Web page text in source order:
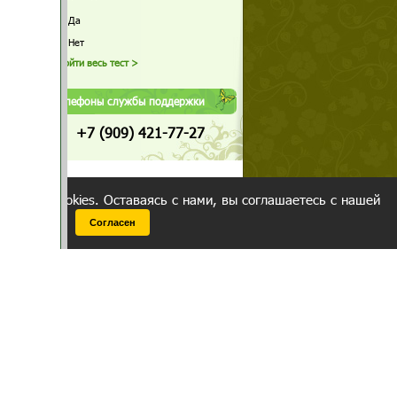
Да
Нет
Телефоны службы поддержки
+7 (909) 421-77-27
cookies. Оставаясь с нами, вы соглашаетесь с нашей
Согласен